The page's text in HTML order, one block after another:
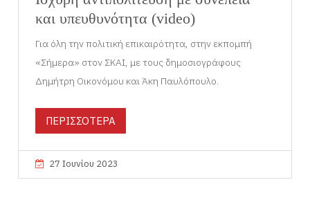
και υπευθυνότητα (video)
Για όλη την πολιτική επικαιρότητα, στην εκπομπή
«Σήμερα» στον ΣΚΑΙ, με τους δημοσιογράφους
Δημήτρη Οικονόμου και Άκη Παυλόπουλο.
ΠΕΡΙΣΣΟΤΕΡΑ
27 Ιουνίου 2023